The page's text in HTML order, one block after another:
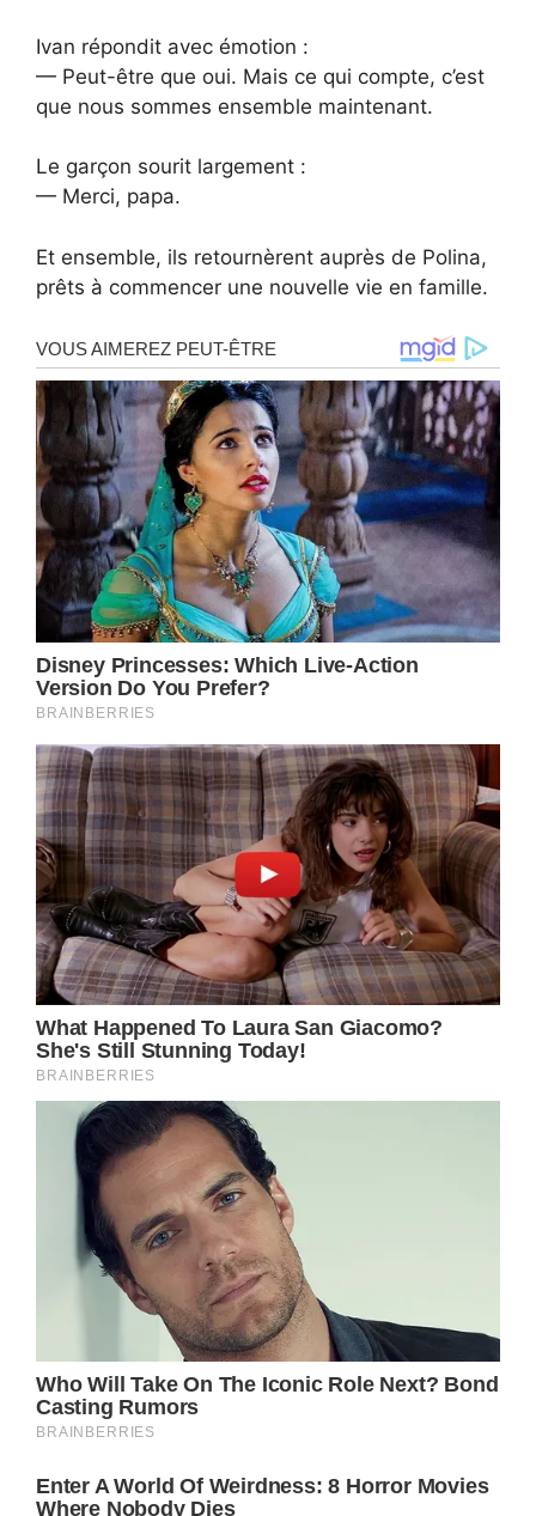
Ivan répondit avec émotion :
— Peut-être que oui. Mais ce qui compte, c’est
que nous sommes ensemble maintenant.
Le garçon sourit largement :
— Merci, papa.
Et ensemble, ils retournèrent auprès de Polina,
prêts à commencer une nouvelle vie en famille.